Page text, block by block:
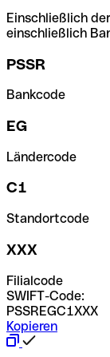
Einschließlich
einschließlich
PSSR
Bankcode
EG
Ländercode
C1
Standortcode
XXX
Filialcode
SWIFT-Code:
PSSREGC1XXX
Kopieren